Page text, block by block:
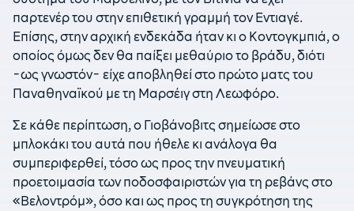
παρτενέρ του στην επιθετική γραμμή τον Εντιαγέ.
Επίσης, στην αρχική ενδεκάδα ήταν κι ο Κοντογκμπιά, ο
οποίος όμως δεν θα παίξει μεθαύριο το βράδυ, διότι
-ως γνωστόν- είχε αποβληθεί στο πρώτο ματς του
Παναθηναϊκού με τη Μαρσέιγ στη Λεωφόρο.
Σε κάθε περίπτωση, ο Γιοβάνοβιτς σημείωσε στο
μπλοκάκι του αυτά που ήθελε κι ανάλογα θα
συμπεριφερθεί, τόσο ως προς την πνευματική
προετοιμασία των ποδοσφαιριστών για τη ρεβάνς στο
«Βελοντρόμ», όσο και ως προς τη συγκρότηση της